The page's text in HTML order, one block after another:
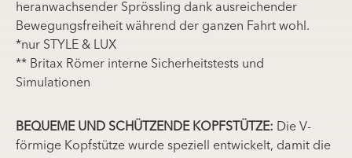
heranwachsender Sprössling dank ausreichender
Bewegungsfreiheit während der ganzen Fahrt wohl.
*nur STYLE & LUX
** Britax Römer interne Sicherheitstests und
Simulationen
BEQUEME UND SCHÜTZENDE KOPFSTÜTZE: Die V-
förmige Kopfstütze wurde speziell entwickelt, damit die